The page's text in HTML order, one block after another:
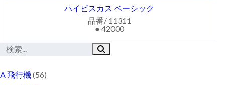
ハイビスカス ベーシック
品番/ 11311
● 42000
A 飛行機(56)